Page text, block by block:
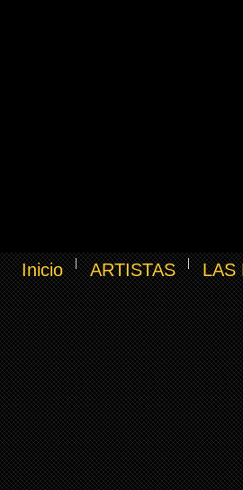
Inicio ARTISTAS LAS